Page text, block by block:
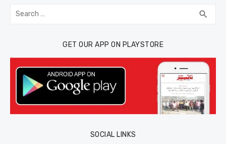
Search
for: search
GET OUR APP ON PLAYSTORE
SOCIAL LINKS